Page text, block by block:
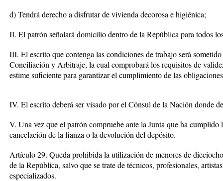
d) Tendrá derecho a disfrutar de vivienda decorosa e higiénica;
II. El patrón señalará domicilio dentro de la República para todos
III. El escrito que contenga las condiciones de trabajo será
Conciliación y Arbitraje, la cual comprobará los requisitos de
estime suficiente para garantizar el cumplimiento de las
IV. El escrito deberá ser visado por el Cónsul de la Nación donde
V. Una vez que el patrón compruebe ante la Junta que ha cumplido
cancelación de la fianza o la devolución del depósito.
Artículo 29. Queda prohibida la utilización de menores de
de la República, salvo que se trate de técnicos, profesionales,
especializados.